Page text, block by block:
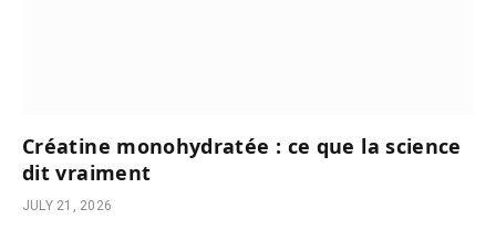
Créatine monohydratée : ce que la science
dit vraiment
JULY 21, 2026